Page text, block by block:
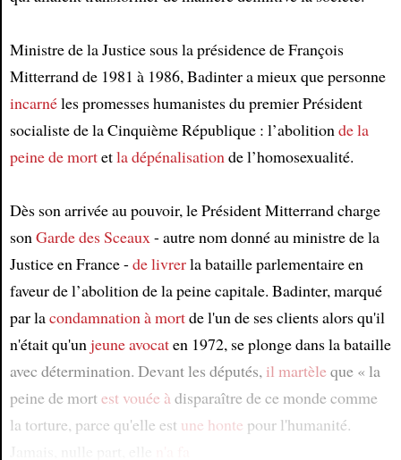
Ministre de la Justice sous la présidence de François
Mitterrand de 1981 à 1986, Badinter a mieux que personne
incarnéles promesses humanistes du premier Président
socialiste de la Cinquième République : l’abolitionde la
peine de mortetla dépénalisationde l’homosexualité.
Dès son arrivée au pouvoir, le Président Mitterrand charge
sonGarde des Sceaux- autre nom donné au ministre de la
Justice en France - de livrerla bataille parlementaire en
faveur de l’abolition de la peine capitale. Badinter, marqué
par lacondamnation à mortde l'un de ses clients alors qu'il
n'était qu'unjeune avocaten 1972, se plonge dans la bataille
avec détermination. Devant les députés, il martèleque « la
peine de mortest vouée àdisparaître de ce monde comme
la torture, parce qu'elle est une honte pour l'humanité.